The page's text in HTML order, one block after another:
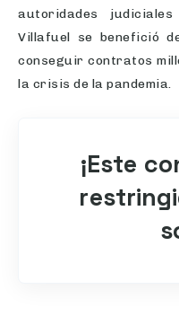
autoridades
Villafuel se benefició
conseguir contratos
la crisis de la pandemia.
¡Este